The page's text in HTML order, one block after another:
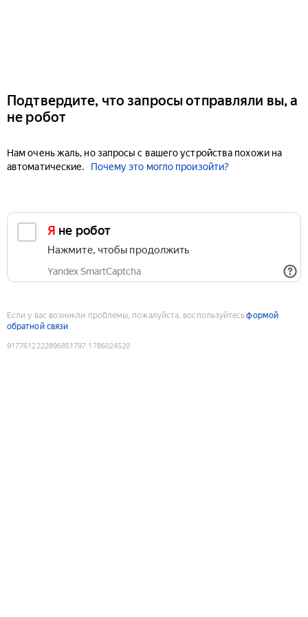
Подтвердите, что запросы отправляли вы, а
не робот
Нам очень жаль, но запросы с вашего устройства похожи на
автоматические.
Почему это могло произойти?
Я не робот
Нажмите, чтобы продолжить
Yandex SmartCaptcha
Если у вас возникли проблемы, пожалуйста, воспользуйтесьформой
обратной связи
9177612222896851797:1786024520